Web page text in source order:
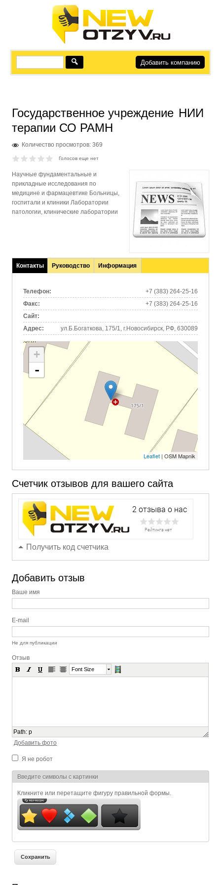
Добавить компанию
Государственное учреждение НИИ
терапии СО РАМН
Количество просмотров: 369
Голосов еще нет
Научные фундаментальные и
прикладные исследования по
медицине и фармацевтике Больницы,
госпитали и клиники Лаборатории
патологии, клинические лаборатории
Контакты
(активная
Руководство Информация
Телефон:
+7 (383) 264-25-16
Факс:
+7 (383) 264-25-16
Сайт:
Адрес:
ул.Б.Богаткова, 175/1, г.Новосибирск, РФ, 630089
+
-
Leaflet| OSM Mapnik
Счетчик отзывов для вашего сайта
Получить код счетчика
Добавить отзыв
Ваше имя
E-mail
Не для публикации
Отзыв
Font Size
Path:p
Добавить фото
Я не робот
Я спамер
Введите символы с картинки
Кликните или перетащите фигуру правильной формы.